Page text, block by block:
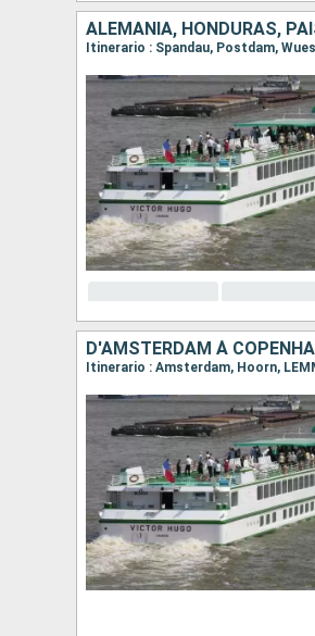
ALEMANIA, HONDURAS,